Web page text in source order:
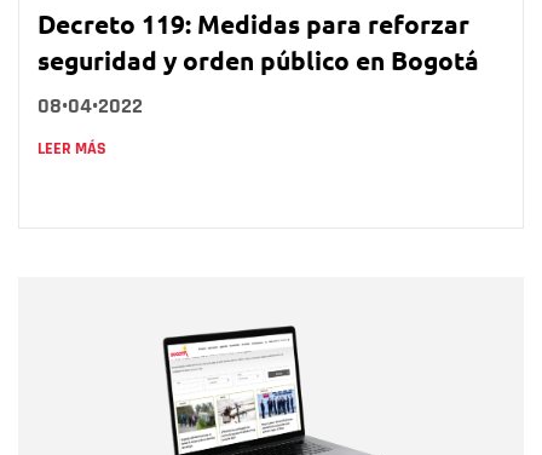
Decreto 119: Medidas para reforzar
seguridad y orden público en Bogotá
08•04•2022
LEER MÁS
Correo electrónico